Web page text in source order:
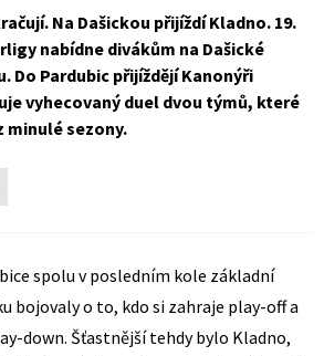
Na Dašickou přijíždí Kladno. 19.
nabídne divákům na Dašické
Do Pardubic přijíždějí Kanonýři
vyhecovaný duel dvou týmů, které
minulé sezony.
spolu v posledním kole základní
bojovaly o to, kdo si zahraje play-off a
down. Šťastnější tehdy bylo Kladno,